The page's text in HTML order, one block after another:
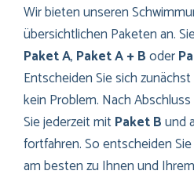
Wir bieten unseren
übersichtlichen Paketen an.
Paket A, Paket A + Boder
Entscheiden Sie sich
kein Problem. Nach
Sie jederzeit mitPaket Bund
fortfahren. So entscheiden
am besten zu Ihnen und